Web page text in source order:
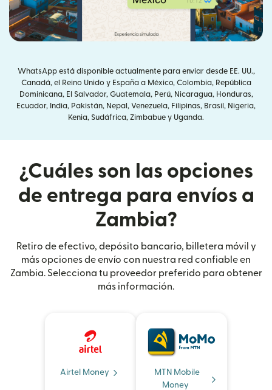
WhatsApp está disponible actualmente para enviar desde EE. UU.,
Canadá, el Reino Unido y España a México, Colombia, República
Dominicana, El Salvador, Guatemala, Perú, Nicaragua, Honduras,
Ecuador, India, Pakistán, Nepal, Venezuela, Filipinas, Brasil, Nigeria,
Kenia, Sudáfrica, Zimbabue y Uganda.
¿Cuáles son las opciones
de entrega para envíos a
Zambia?
Retiro de efectivo, depósito bancario, billetera móvil y
más opciones de envío con nuestra red confiable en
Zambia. Selecciona tu proveedor preferido para obtener
más información.
Airtel Money
MTN Mobile
Money